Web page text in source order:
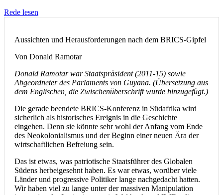
Rede lesen
Aussichten und Herausforderungen nach dem BRICS-Gipfel
Von Donald Ramotar
Donald Ramotar war Staatspräsident (2011-15) sowie
Abgeordneter des Parlaments von Guyana. (Übersetzung aus
dem Englischen, die Zwischenüberschrift wurde hinzugefügt.)
Die gerade beendete BRICS-Konferenz in Südafrika wird
sicherlich als historisches Ereignis in die Geschichte
eingehen. Denn sie könnte sehr wohl der Anfang vom Ende
des Neokolonialismus und der Beginn einer neuen Ära der
wirtschaftlichen Befreiung sein.
Das ist etwas, was patriotische Staatsführer des Globalen
Südens herbeigesehnt haben. Es war etwas, worüber viele
Länder und progressive Politiker lange nachgedacht hatten.
Wir haben viel zu lange unter der massiven Manipulation